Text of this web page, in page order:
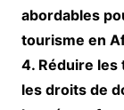
abordables
tourisme en
4. Réduire
les droits de